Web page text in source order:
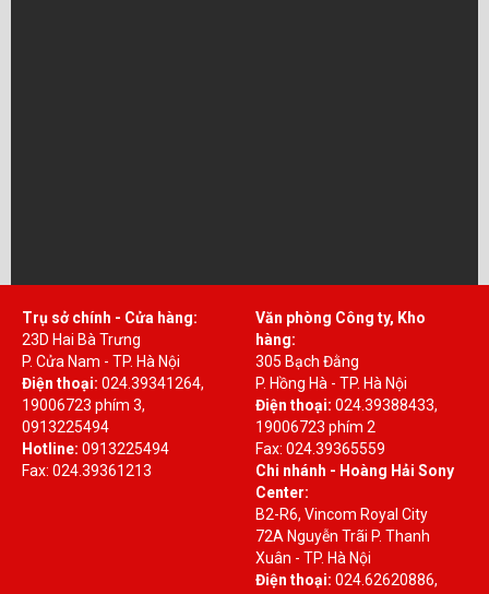
Trụ sở chính - Cửa hàng:
23D Hai Bà Trưng
P. Cửa Nam - TP. Hà Nội
Điện thoại: 024.39341264,
19006723 phím 3,
0913225494
Hotline: 0913225494
Fax: 024.39361213
Văn phòng Công ty, Kho
hàng:
305 Bạch Đằng
P. Hồng Hà - TP. Hà Nội
Điện thoại: 024.39388433,
19006723 phím 2
Fax: 024.39365559
Chi nhánh - Hoàng Hải Sony
Center:
B2-R6, Vincom Royal City
72A Nguyễn Trãi P. Thanh
Xuân - TP. Hà Nội
Điện thoại: 024.62620886,